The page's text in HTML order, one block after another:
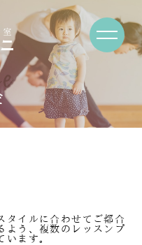
タイルに合わせてご都合
よう、 複数のレッスンプ
います。